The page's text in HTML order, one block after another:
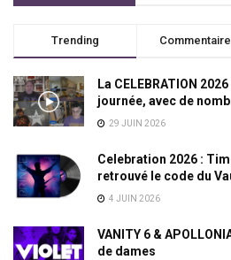
Trending
La CELEBRATION
journée, avec de
29 JUIN 2026
Celebration 2026 :
retrouvé le code du
4 JUIN 2026
VANITY 6 &
de dames